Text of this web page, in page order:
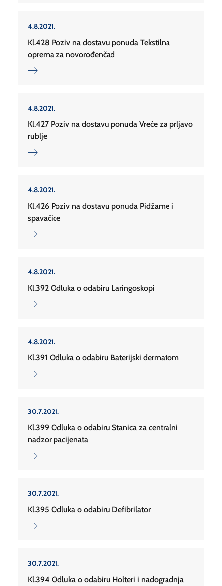
4.8.2021.
Kl.428 Poziv na dostavu ponuda Tekstilna
oprema za novorođenčad
4.8.2021.
Kl.427 Poziv na dostavu ponuda Vreće za prljavo
rublje
4.8.2021.
Kl.426 Poziv na dostavu ponuda Pidžame i
spavaćice
4.8.2021.
Kl.392 Odluka o odabiru Laringoskopi
4.8.2021.
Kl.391 Odluka o odabiru Baterijski dermatom
30.7.2021.
Kl.399 Odluka o odabiru Stanica za centralni
nadzor pacijenata
30.7.2021.
Kl.395 Odluka o odabiru Defibrilator
30.7.2021.
Kl.394 Odluka o odabiru Holteri i nadogradnja